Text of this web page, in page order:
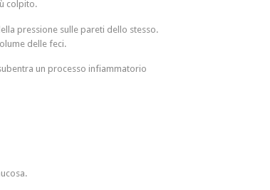
colpito.
pressione sulle pareti dello stesso.
delle feci.
un processo infiammatorio